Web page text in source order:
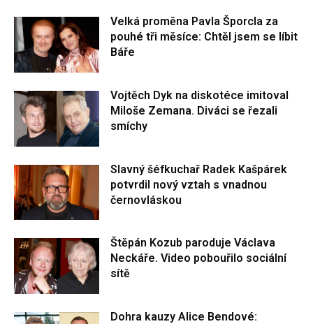
Velká proměna Pavla Šporcla za
pouhé tři měsíce: Chtěl jsem se líbit
Báře
Vojtěch Dyk na diskotéce imitoval
Miloše Zemana. Diváci se řezali
smíchy
Slavný šéfkuchař Radek Kašpárek
potvrdil nový vztah s vnadnou
černovláskou
Štěpán Kozub paroduje Václava
Neckáře. Video pobouřilo sociální
sítě
Dohra kauzy Alice Bendové: